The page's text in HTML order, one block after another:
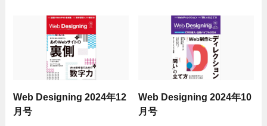
Web Designing 2024年12
月号
Web Designing 2024年10
月号